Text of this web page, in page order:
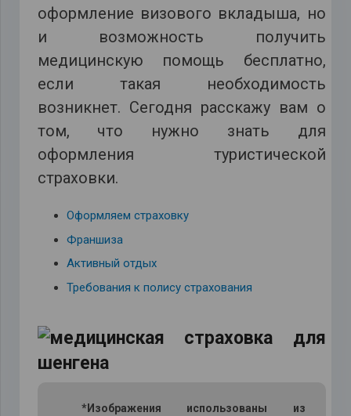
оформление визового вкладыша, но
и возможность получить
медицинскую помощь бесплатно,
если такая необходимость
возникнет. Сегодня расскажу вам о
том, что нужно знать для
оформления туристической
страховки.
Оформляем страховку
Франшиза
Активный отдых
Требования к полису страхования
*Изображения использованы из